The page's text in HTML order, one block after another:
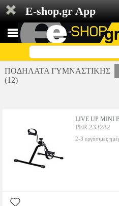
E-shop.gr App
ΠΟΔΗΛΑΤΑ ΓΥΜΝΑΣΤΙΚΗΣ
(12)
LIVE UP MINI
PER.233282
2-3 εργάσιμες